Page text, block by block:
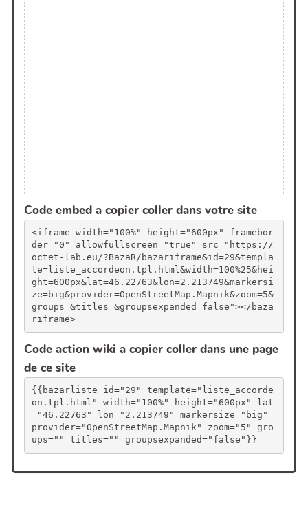
Code embed a copier coller dans votre site
<iframe width="100%" height="600px" framebor
der="0" allowfullscreen="true" src="https://
octet-lab.eu/?BazaR/bazariframe&id=29&templa
te=liste_accordeon.tpl.html&width=100%25&hei
ght=600px&lat=46.22763&lon=2.213749&markersi
ze=big&provider=OpenStreetMap.Mapnik&zoom=5&
groups=&titles=&groupsexpanded=false"></baza
riframe>
Code action wiki a copier coller dans une page
de ce site
{{bazarliste id="29" template="liste_accorde
on.tpl.html" width="100%" height="600px" lat
="46.22763" lon="2.213749" markersize="big"
provider="OpenStreetMap.Mapnik" zoom="5" gro
ups="" titles="" groupsexpanded="false"}}